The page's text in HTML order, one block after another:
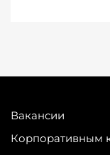
Вакансии
Корпоративным